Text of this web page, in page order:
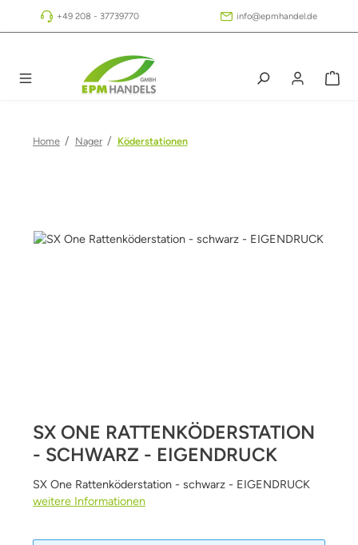
Zum Hauptinhalt springen
+49 208 - 37739770 info@epmhandel.de
Home / Nager / Köderstationen
Bildergalerie überspringen
SX ONE RATTENKÖDERSTATION
- SCHWARZ - EIGENDRUCK
SX One Rattenköderstation - schwarz - EIGENDRUCK
weitere Informationen